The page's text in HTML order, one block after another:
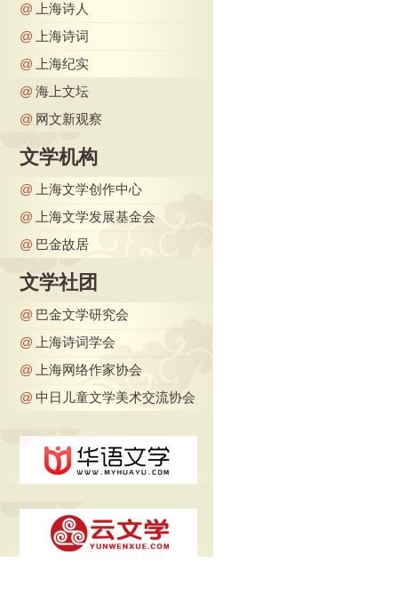
@
上海诗人
@
上海诗词
@
上海纪实
@ 海上文坛
@ 网文新观察
文学机构
@
上海文学创作中心
@
上海文学发展基金会
@ 巴金故居
文学社团
@ 巴金文学研究会
@
上海诗词学会
@
上海网络作家协会
@ 中日儿童文学美术交流协会